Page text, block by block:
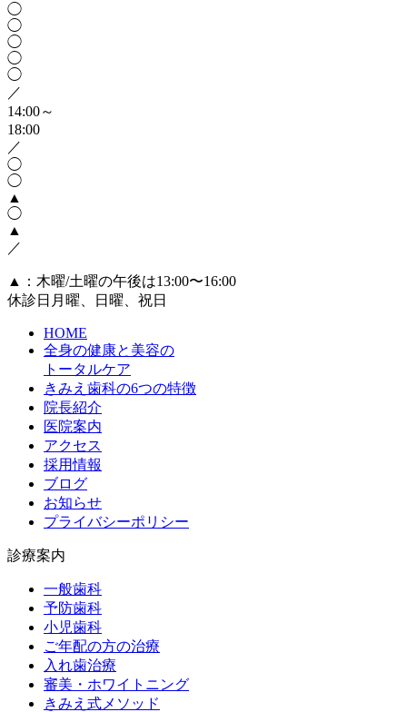
◯
◯
◯
◯
◯
／
14:00～
18:00
／
◯
◯
▲
◯
▲
／
▲：木曜/土曜の午後は13:00〜16:00
休診日 月曜、日曜、祝日
HOME
全身の健康と美容の
トータルケア
きみえ歯科の6つの特徴
院長紹介
医院案内
アクセス
採用情報
ブログ
お知らせ
プライバシーポリシー
診療案内
一般歯科
予防歯科
小児歯科
ご年配の方の治療
入れ歯治療
審美・ホワイトニング
きみえ式メソッド